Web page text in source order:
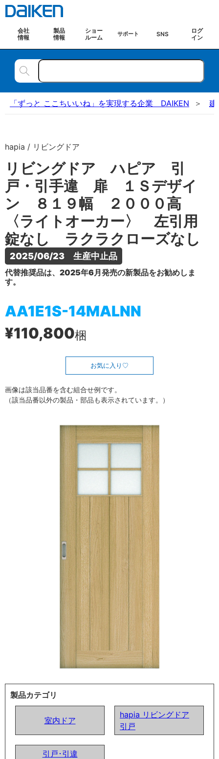
会社
情報
製品
情報
ショー
ルーム
サポート SNS
ログ
イン
「ずっと ここちいいね」を実現する企業 DAIKEN 建
hapia / リビングドア
リビングドア ハピア 引
戸・引手違 扉 １Ｓデザイ
ン ８１９幅 ２０００高
〈ライトオーカー〉 左引用
錠なし ラクラクローズなし
2025/06/23　生産中止品
代替推奨品は、2025年6月発売の新製品をお勧めしま
す。
AA1E1S-14MALNN
¥110,800梱
お気に入り
画像は該当品番を含む組合せ例です。
（該当品番以外の製品・部品も表示されています。）
製品カテゴリ
室内ドア
hapia リビングドア
引戸
引戸･引違